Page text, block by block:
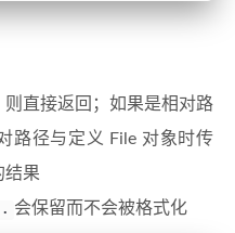
直接返回；如果是相对路
路径与定义 File 对象时传
结果
会保留而不会被格式化